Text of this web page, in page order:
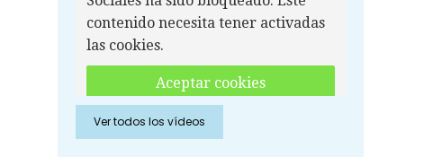
contenido necesita tener activadas
las cookies.
Aceptar cookies
Aceptar cookies de Redes
Sociales
Ver todos los vídeos